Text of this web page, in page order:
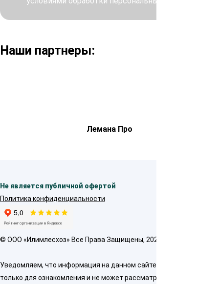
Наши партнеры:
Лемана Про
Не является публичной офертой
Политика конфиденциальности
© OOO «Илимлесхоз» Все Права Защищены, 2026
Уведомляем, что информация на данном сайте предназначена
только для ознакомления и не может рассматриваться как